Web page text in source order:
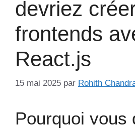
devriez
frontends
React.js
15 mai 2025 par Rohith
Pourquoi vous